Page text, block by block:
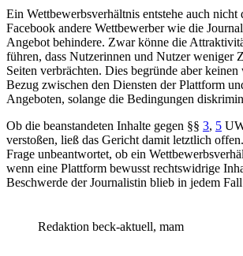
Ein Wettbewerbsverhältnis entstehe auch nicht
Facebook andere Wettbewerber wie die
Angebot behindere. Zwar könne die
führen, dass Nutzerinnen und Nutzer weniger
Seiten verbrächten. Dies begründe aber
Bezug zwischen den Diensten der Plattform
Angeboten, solange die Bedingungen
Ob die beanstandeten Inhalte gegen §§ 3, 5
verstoßen, ließ das Gericht damit letztlich
Frage unbeantwortet, ob ein
wenn eine Plattform bewusst rechtswidrige
Beschwerde der Journalistin blieb in jedem
Redaktion beck-aktuell, mam